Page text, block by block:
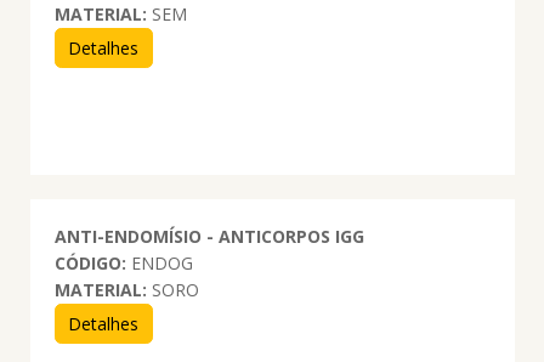
MATERIAL: SEM
Detalhes
ANTI-ENDOMÍSIO - ANTICORPOS IGG
CÓDIGO: ENDOG
MATERIAL: SORO
Detalhes